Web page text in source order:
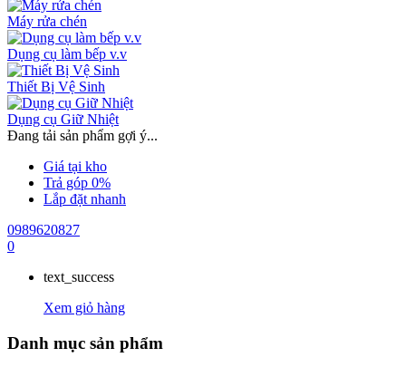
Máy rửa chén
Dụng cụ làm bếp v.v
Thiết Bị Vệ Sinh
Dụng cụ Giữ Nhiệt
Đang tải sản phẩm gợi ý...
Giá tại kho
Trả góp 0%
Lắp đặt nhanh
0989620827
0
text_success
Xem giỏ hàng
Danh mục sản phẩm